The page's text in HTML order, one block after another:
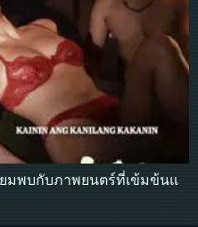
มพบกับภาพยนตร์ที่เข้มข้นแ